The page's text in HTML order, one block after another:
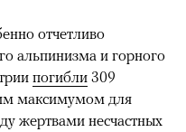
отчетливо
альпинизма и горного
погибли 309
максимумом для
жертвами несчастных